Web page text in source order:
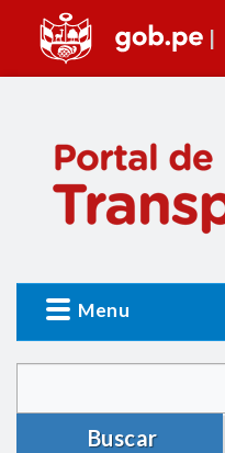
Menu
Buscar